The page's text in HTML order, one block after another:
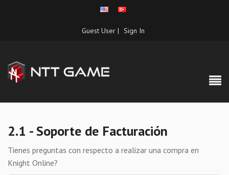
Guest User | Sign In
2.1 - Soporte de Facturación
Tienes preguntas con respecto a realizar una compra en
Knight Online?